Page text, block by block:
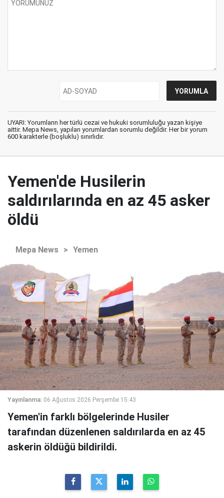
UYARI: Yorumların her türlü cezai ve hukuki sorumluluğu yazan kişiye
aittir. Mepa News, yapılan yorumlardan sorumlu değildir. Her bir yorum
600 karakterle (boşluklu) sınırlıdır.
Yemen'de Husilerin
saldırılarında en az 45 asker
öldü
Mepa News > Yemen
Yayınlanma: 06 Ağustos 2026 Perşembe 15:43
Yemen'in farklı bölgelerinde Husiler
tarafından düzenlenen saldırılarda en az 45
askerin öldüğü bildirildi.